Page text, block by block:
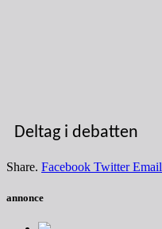
Deltag i debatten
Share. Facebook Twitter Email
annonce